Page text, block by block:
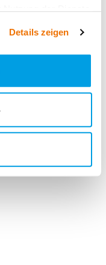
Details zeigen